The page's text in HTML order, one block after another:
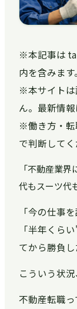
※本記事は
内を含みます。
※本サイトは
ん。最新情
※働き方・転
で判断してく
「不動産業
代もスーツ代
「今の仕事
「半年くら
てから勝負し
こういう状
不動産転職